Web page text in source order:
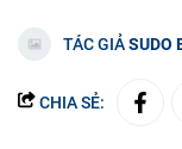
TÁC GIẢSUDO
CHIA SẺ: